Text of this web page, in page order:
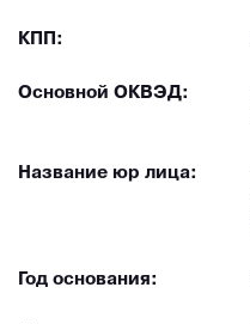
КПП:
Основной ОКВЭД:
Название юр лица:
Год основания: